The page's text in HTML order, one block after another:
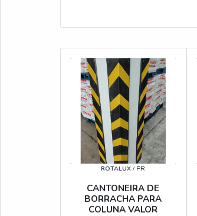
ROTALUX / PR
CANTONEIRA DE
BORRACHA PARA
COLUNA VALOR